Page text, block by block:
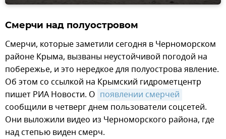
Смерчи над полуостровом
Смерчи, которые заметили сегодня в Черноморском
районе Крыма, вызваны неустойчивой погодой на
побережье, и это нередкое для полуострова явление.
Об этом со ссылкой на Крымский гидрометцентр
пишет РИА Новости. О появлении смерчей
сообщили в четверг днем пользователи соцсетей.
Они выложили видео из Черноморского района, где
над степью виден смерч.